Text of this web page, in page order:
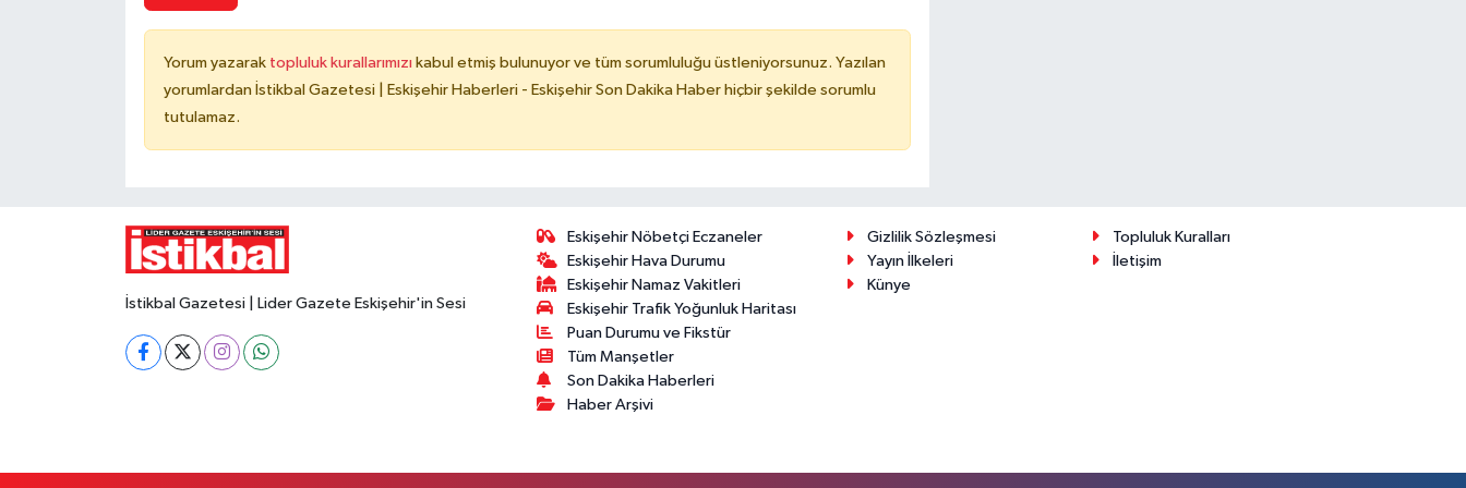
Yorum yazarak topluluk kurallarımızı kabul etmiş bulunuyor ve tüm sorumluluğu üstleniyorsunuz. Yazılan
yorumlardan İstikbal Gazetesi | Eskişehir Haberleri - Eskişehir Son Dakika Haber hiçbir şekilde sorumlu
tutulamaz.
İstikbal Gazetesi | Lider Gazete Eskişehir'in Sesi
Eskişehir Nöbetçi Eczaneler
Eskişehir Hava Durumu
Eskişehir Namaz Vakitleri
Eskişehir Trafik Yoğunluk Haritası
Puan Durumu ve Fikstür
Tüm Manşetler
Son Dakika Haberleri
Haber Arşivi
Gizlilik Sözleşmesi
Topluluk Kuralları
Yayın İlkeleri
İletişim
Künye